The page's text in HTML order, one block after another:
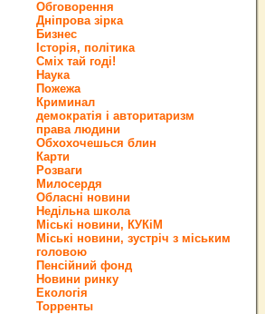
Обговорення
Дніпрова зірка
Бизнес
Історія, політика
Сміх тай годі!
Наука
Пожежа
Криминал
демократія і авторитаризм
права людини
Обхохочешься блин
Карти
Розваги
Милосердя
Обласні новини
Недільна школа
Міські новини, КУКіМ
Міські новини, зустріч з міським
головою
Пенсійний фонд
Новини ринку
Екологія
Торренты